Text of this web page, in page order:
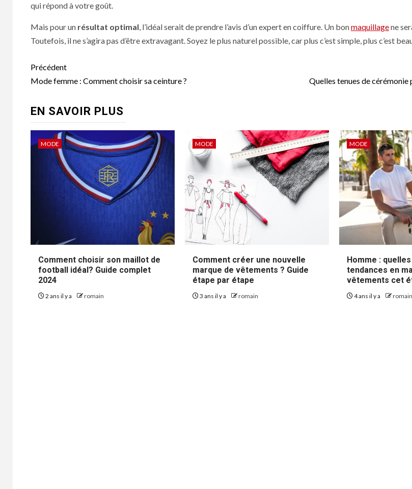
qui répond à votre goût.
Mais pour un résultat optimal, l’idéal serait de prendre l’avis d’un expert en coiffure. Un bonmaquillagene
Toutefois, il ne s’agira pas d’être extravagant. Soyez le plus naturel possible, car plus c’est simple, plus c’est
Navigation
d’article
Précédent
Mode femme : Comment choisir sa ceinture ?
Quelles tenues de cérémonie
EN SAVOIR PLUS
MODE
Comment choisir son maillot de
football idéal? Guide complet
2024
2 ans il y a romain
MODE
Comment créer une nouvelle
marque de vêtements ? Guide
étape par étape
3 ans il y a romain
MODE
Homme :
tendances en
vêtements cet
4 ans il y a romain